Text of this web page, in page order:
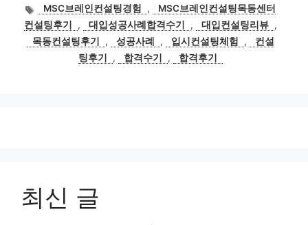
태
그
MSC브레인컨설팅경험 ,
MSC브레인컨설팅목동센터
컨설팅후기
, 대입성공사례합격수기 , 대입컨설팅리뷰 ,
목동컨설팅후기
, 성공사례 , 입시컨설팅체험 ,
컨설
팅후기
, 합격수기 , 합격후기
최신 글